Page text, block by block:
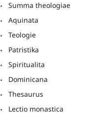
Summa theologiae
Aquinata
Teologie
Patristika
Spiritualita
Dominicana
Thesaurus
Lectio monastica